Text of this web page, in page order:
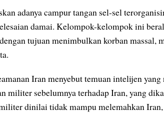
adanya campur tangan sel-sel
damai. Kelompok-kelompok ini
tujuan menimbulkan korban massal,
Iran menyebut temuan intelijen
militer sebelumnya terhadap Iran, yang
dinilai tidak mampu melemahkan